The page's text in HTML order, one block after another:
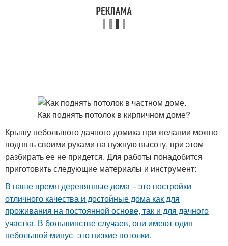
Крышу небольшого дачного домика при желании можно
поднять своими руками на нужную высоту, при этом
разбирать ее не придется. Для работы понадобится
приготовить следующие материалы и инструмент:
В наше время деревянные дома – это постройки
отличного качества и достойные дома как для
проживания на постоянной основе, так и для дачного
участка. В большинстве случаев, они имеют один
небольшой минус- это низкие потолки.